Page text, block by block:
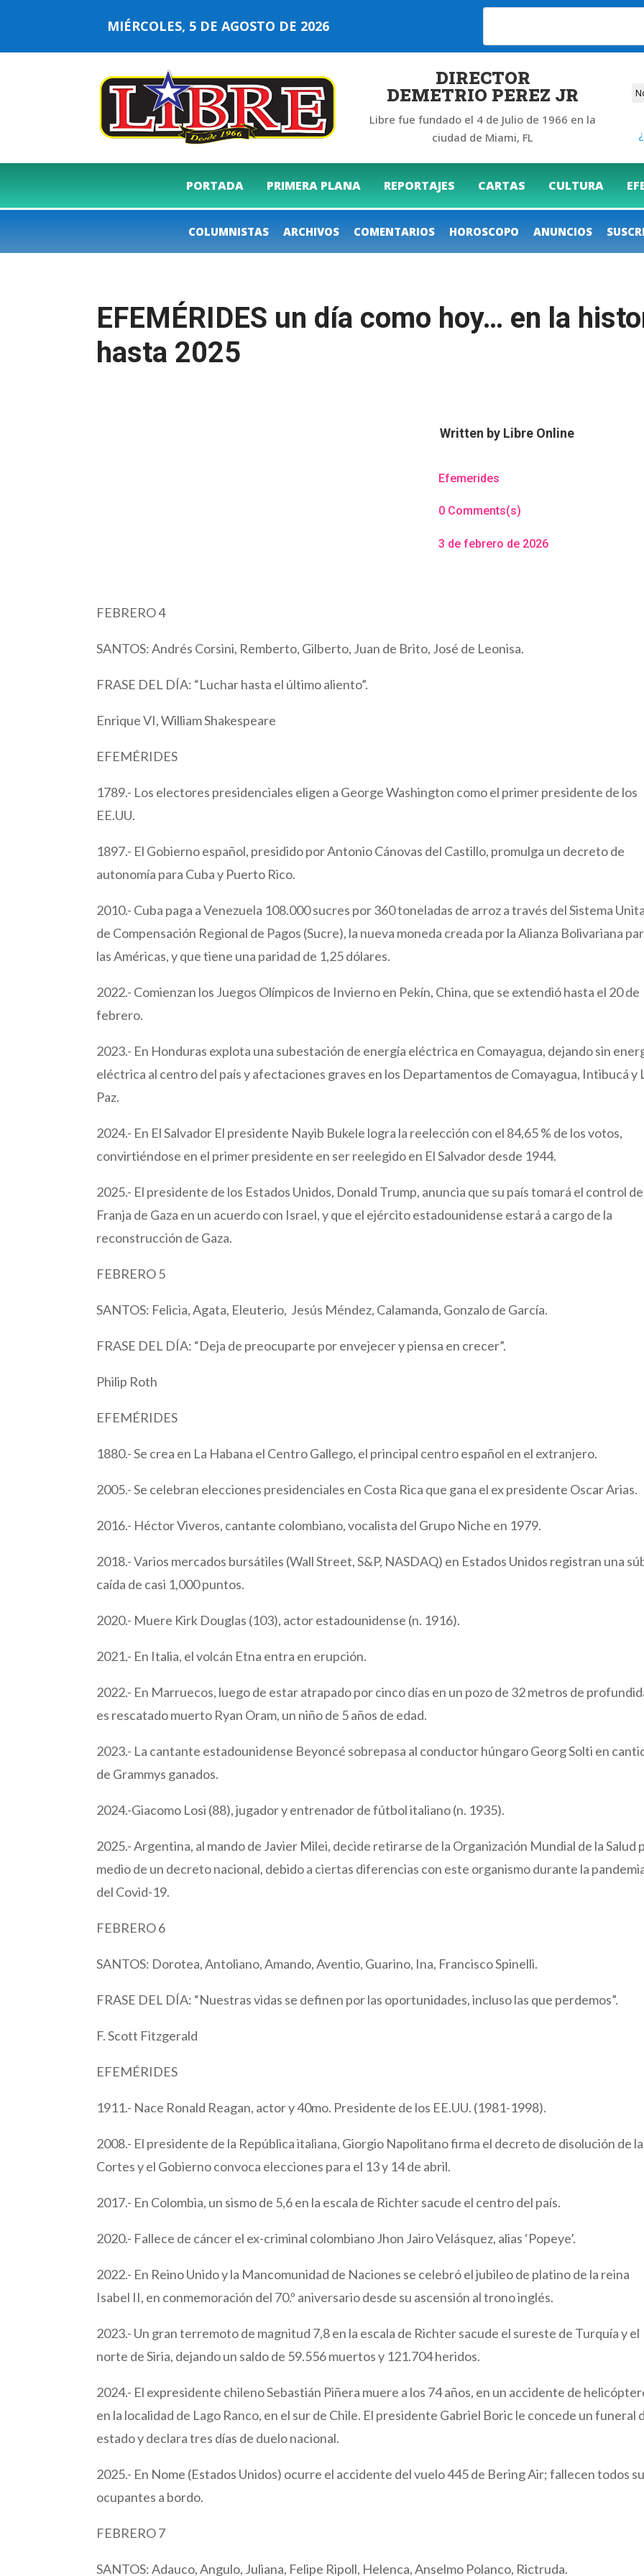
MIÉRCOLES, 5 DE AGOSTO DE 2026
DIRECTOR
DEMETRIO PEREZ JR
Libre fue fundado el 4 de Julio de 1966 en la
ciudad de Miami, FL
PORTADA PRIMERA PLANA REPORTAJES CARTAS CULTURA
COLUMNISTAS ARCHIVOS COMENTARIOS HOROSCOPO ANUNCIOS
EFEMÉRIDES un día como hoy… en la
hasta 2025
Written by Libre Online
Efemerides
0 Comments(s)
3 de febrero de 2026
FEBRERO 4
SANTOS: Andrés Corsini, Remberto, Gilberto, Juan de Brito, José de Leonisa.
FRASE DEL DÍA: “Luchar hasta el último aliento”.
Enrique VI, William Shakespeare
EFEMÉRIDES
1789.- Los electores presidenciales eligen a George Washington como el primer presidente de los
EE.UU.
1897.- El Gobierno español, presidido por Antonio Cánovas del Castillo, promulga un decreto de
autonomía para Cuba y Puerto Rico.
2010.- Cuba paga a Venezuela 108.000 sucres por 360 toneladas de arroz a través del Sistema
de Compensación Regional de Pagos (Sucre), la nueva moneda creada por la Alianza Bolivariana
las Américas, y que tiene una paridad de 1,25 dólares.
2022.- Comienzan los Juegos Olímpicos de Invierno en Pekín, China, que se extendió hasta el 20 de
febrero.
2023.- En Honduras explota una subestación de energía eléctrica en Comayagua, dejando sin
eléctrica al centro del país y afectaciones graves en los Departamentos de Comayagua, Intibucá y
Paz.
2024.- En El Salvador El presidente Nayib Bukele logra la reelección con el 84,65 % de los votos,
convirtiéndose en el primer presidente en ser reelegido en El Salvador desde 1944.
2025.- El presidente de los Estados Unidos, Donald Trump, anuncia que su país tomará el control
Franja de Gaza en un acuerdo con Israel, y que el ejército estadounidense estará a cargo de la
reconstrucción de Gaza.
FEBRERO 5
SANTOS: Felicia, Agata, Eleuterio, Jesús Méndez, Calamanda, Gonzalo de García.
FRASE DEL DÍA: “Deja de preocuparte por envejecer y piensa en crecer”.
Philip Roth
EFEMÉRIDES
1880.- Se crea en La Habana el Centro Gallego, el principal centro español en el extranjero.
2005.- Se celebran elecciones presidenciales en Costa Rica que gana el ex presidente Oscar Arias.
2016.- Héctor Viveros, cantante colombiano, vocalista del Grupo Niche en 1979.
2018.- Varios mercados bursátiles (Wall Street, S&P, NASDAQ) en Estados Unidos registran una
caída de casi 1,000 puntos.
2020.- Muere Kirk Douglas (103), actor estadounidense (n. 1916).
2021.- En Italia, el volcán Etna entra en erupción.
2022.- En Marruecos, luego de estar atrapado por cinco días en un pozo de 32 metros de
es rescatado muerto Ryan Oram, un niño de 5 años de edad.
2023.- La cantante estadounidense Beyoncé sobrepasa al conductor húngaro Georg Solti en
de Grammys ganados.
2024.-Giacomo Losi (88), jugador y entrenador de fútbol italiano (n. 1935).
2025.- Argentina, al mando de Javier Milei, decide retirarse de la Organización Mundial de la Salud
medio de un decreto nacional, debido a ciertas diferencias con este organismo durante la
del Covid-19.
FEBRERO 6
SANTOS: Dorotea, Antoliano, Amando, Aventio, Guarino, Ina, Francisco Spinelli.
FRASE DEL DÍA: “Nuestras vidas se definen por las oportunidades, incluso las que perdemos”.
F. Scott Fitzgerald
EFEMÉRIDES
1911.- Nace Ronald Reagan, actor y 40mo. Presidente de los EE.UU. (1981-1998).
2008.- El presidente de la República italiana, Giorgio Napolitano firma el decreto de disolución de
Cortes y el Gobierno convoca elecciones para el 13 y 14 de abril.
2017.- En Colombia, un sismo de 5,6 en la escala de Richter sacude el centro del país.
2020.- Fallece de cáncer el ex-criminal colombiano Jhon Jairo Velásquez, alias ‘Popeye’.
2022.- En Reino Unido y la Mancomunidad de Naciones se celebró el jubileo de platino de la reina
Isabel II, en conmemoración del 70.º aniversario desde su ascensión al trono inglés.
2023.- Un gran terremoto de magnitud 7,8 en la escala de Richter sacude el sureste de Turquía y el
norte de Siria, dejando un saldo de 59.556 muertos y 121.704 heridos.
2024.- El expresidente chileno Sebastián Piñera muere a los 74 años, en un accidente de
en la localidad de Lago Ranco, en el sur de Chile. El presidente Gabriel Boric le concede un funeral
estado y declara tres días de duelo nacional.
2025.- En Nome (Estados Unidos) ocurre el accidente del vuelo 445 de Bering Air; fallecen todos
ocupantes a bordo.
FEBRERO 7
SANTOS: Adauco, Angulo, Juliana, Felipe Ripoll, Helenca, Anselmo Polanco, Rictruda.